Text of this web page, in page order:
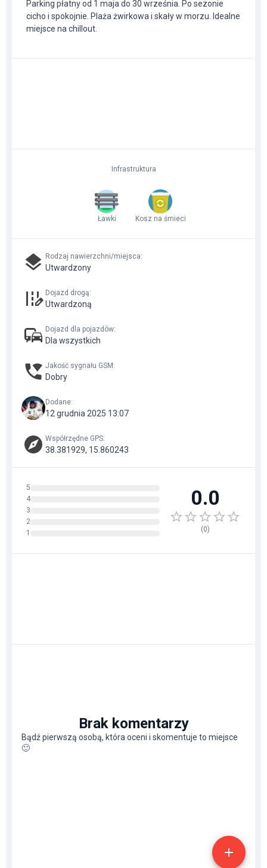
Parking płatny od 1 maja do 30 września. Po sezonie
cicho i spokojnie. Plaża żwirkowa i skały w morzu. Idealne
miejsce na chillout.
Infrastruktura
Ławki Kosz na śmieci
Rodzaj nawierzchni/miejsca:
Utwardzony
Dojazd drogą:
Utwardzoną
Dojazd dla pojazdów:
Dla wszystkich
Jakość sygnału GSM :
Dobry
Dodane:
12 grudnia 2025 13:07
Współrzędne GPS:
38.381929, 15.860243
5
4
3
2
1
0.0
(0)
Brak komentarzy
Bądź pierwszą osobą, która oceni i skomentuje to miejsce
🙂